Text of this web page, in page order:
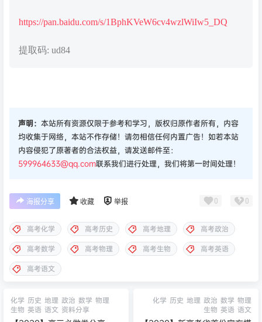
https://pan.baidu.com/s/1BphKVeW6cv4wzlWiIw5_DQ
提取码: ud84
声明： 本站所有资源仅限于参考和学习，版权归原作者所有，内容
均收集于网络，本站不作存储！请勿相信任何内置广告！如若本站
内容侵犯了原著者的合法权益，请发送邮件至：
599964633@qq.com联系我们进行处理，我们将第一时间处理！
海报分享 收藏 举报 0 0
高考化学 高考历史 高考地理
高考政治
高考数学
高考物理 高考生物
高考英语
高考语文
化学 历史 地理 政治 数学 物理
生物 英语 语文 资料分享
化学 历史 地理 政治 数学 物理
生物 英语 语文